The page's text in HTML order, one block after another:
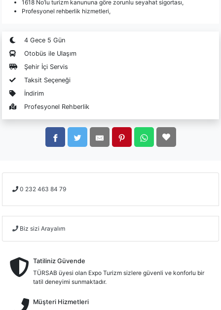
1618 No’lu turizm kanununa göre zorunlu seyahat sigortası,
Profesyonel rehberlik hizmetleri,
4 Gece 5 Gün
Otobüs ile Ulaşım
Şehir İçi Servis
Taksit Seçeneği
İndirim
Profesyonel Rehberlik
0 232 463 84 79
Biz sizi Arayalım
Tatiliniz Güvende
TÜRSAB üyesi olan Expo Turizm sizlere güvenli ve konforlu bir
tatil deneyimi sunmaktadır.
Müşteri Hizmetleri